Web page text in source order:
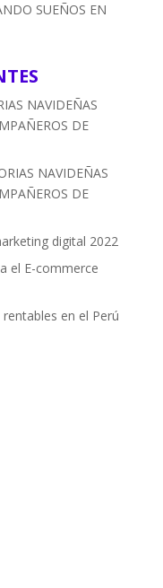
SUEÑOS EN
NAVIDEÑAS
DE
NAVIDEÑAS
DE
digital 2022
el E-commerce
en el Perú